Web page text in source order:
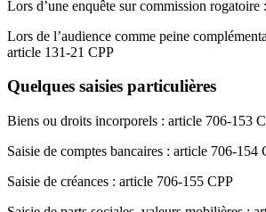
Lors d’une enquête sur commission rogatoire
Lors de l’audience comme peine
article 131-21 CPP
Quelques saisies particulières
Biens ou droits incorporels : article 706-153
Saisie de comptes bancaires : article 706-154
Saisie de créances : article 706-155 CPP